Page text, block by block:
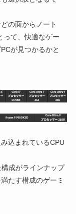
の面からノート
って、快適なゲー
が見つかるかと
込まれているCPU
成がラインナップ
たす構成のゲーミ